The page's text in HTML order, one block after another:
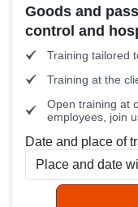
Goods and
control and
Training tailored
Training at the
Open training at
employees, join
Date and place of